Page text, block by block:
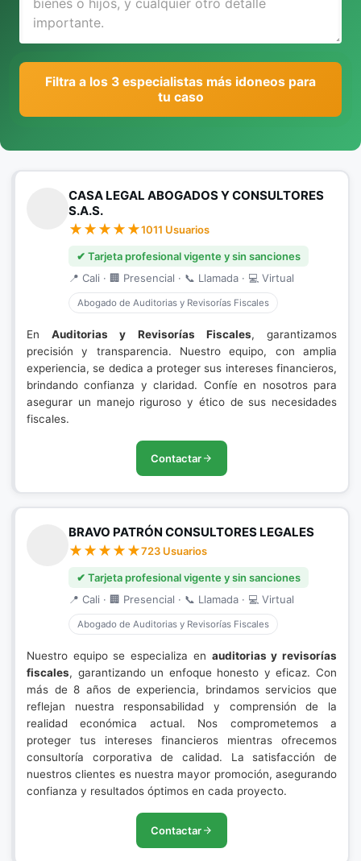
Filtra a los 3 especialistas más idoneos para
tu caso
CASA LEGAL ABOGADOS Y CONSULTORES
S.A.S.
1011 Usuarios
✔ Tarjeta profesional vigente y sin sanciones
📍 Cali · 🏢 Presencial · 📞 Llamada · 💻 Virtual
Abogado de Auditorias y Revisorías Fiscales
EnAuditorias y Revisorías Fiscales, garantizamos
precisión y transparencia. Nuestro equipo, con amplia
experiencia, se dedica a proteger sus intereses financieros,
brindando confianza y claridad. Confíe en nosotros para
asegurar un manejo riguroso y ético de sus necesidades
fiscales.
Contactar
BRAVO PATRÓN CONSULTORES LEGALES
723 Usuarios
✔ Tarjeta profesional vigente y sin sanciones
📍 Cali · 🏢 Presencial · 📞 Llamada · 💻 Virtual
Abogado de Auditorias y Revisorías Fiscales
Nuestro equipo se especializa en auditorias y revisorías
fiscales, garantizando un enfoque honesto y eficaz. Con
más de 8 años de experiencia, brindamos servicios que
reflejan nuestra responsabilidad y comprensión de la
realidad económica actual. Nos comprometemos a
proteger tus intereses financieros mientras ofrecemos
consultoría corporativa de calidad. La satisfacción de
nuestros clientes es nuestra mayor promoción, asegurando
confianza y resultados óptimos en cada proyecto.
Contactar